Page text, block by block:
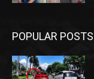
POPULAR POSTS